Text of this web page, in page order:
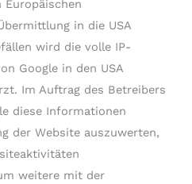
Europäischen
in die USA
wird die volle IP-
Google in den USA
Im Auftrag des Betreibers
diese Informationen
der Website auszuwerten,
weitere mit der